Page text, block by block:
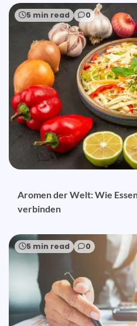
5 min read 0
Aromen der Welt: Wie
verbinden
5 min read 0